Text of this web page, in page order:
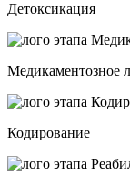
Детоксикация
Медикаментозное
Кодирование